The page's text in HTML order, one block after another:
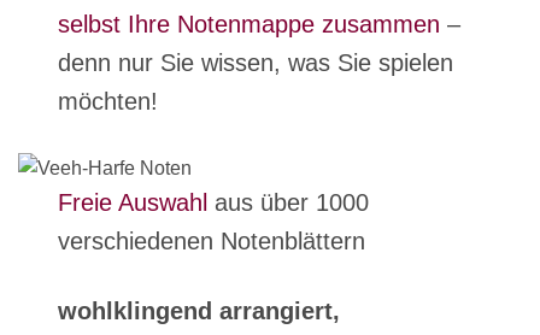
selbst Ihre Notenmappe zusammen –
denn nur Sie wissen, was Sie spielen
möchten!
Freie Auswahl aus über 1000
verschiedenen Notenblättern
wohlklingend arrangiert,